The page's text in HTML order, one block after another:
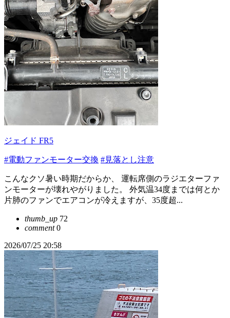
ジェイド FR5
#電動ファンモーター交換 #見落とし注意
こんなクソ暑い時期だからか、 運転席側のラジエターファ
ンモーターが壊れやがりました。 外気温34度までは何とか
片肺のファンでエアコンが冷えますが、35度超...
thumb_up 72
comment0
2026/07/25 20:58